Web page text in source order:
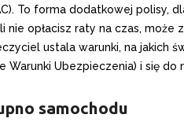
To forma dodatkowej polisy,
opłacisz raty na czas, może
ustala warunki, na jakich
Ubezpieczenia) i się do
samochodu